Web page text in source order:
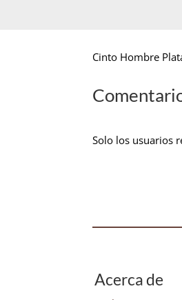
Cinto Hombre
Solo los usuarios
Acerca de